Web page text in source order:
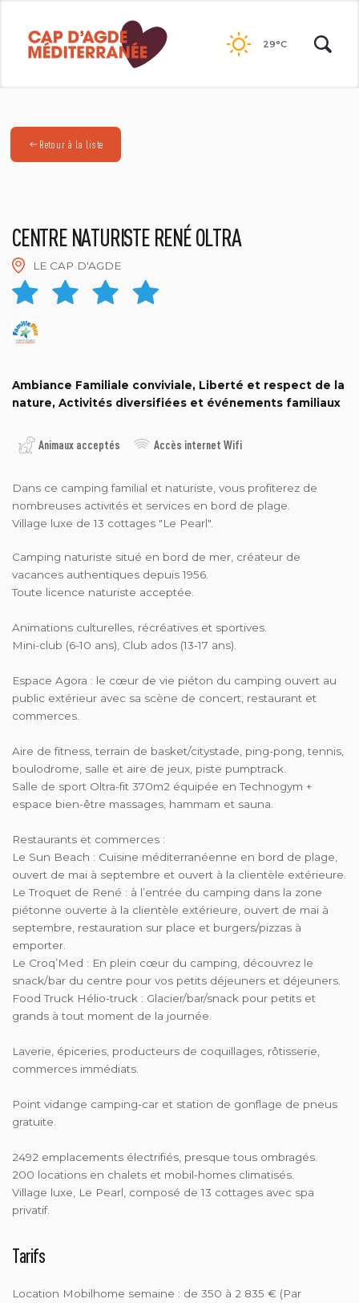
contenu
29°C
Retour à la liste
CENTRE NATURISTE RENÉ OLTRA
LE CAP D'AGDE
FRED DE BAILLIENCOURT
Ambiance Familiale conviviale, Liberté et respect de la
nature, Activités diversifiées et événements familiaux
Animaux acceptés Accès internet Wifi
Dans ce camping familial et naturiste, vous profiterez de
nombreuses activités et services en bord de plage.
Village luxe de 13 cottages "Le Pearl".
Camping naturiste situé en bord de mer, créateur de
vacances authentiques depuis 1956.
Toute licence naturiste acceptée.
Animations culturelles, récréatives et sportives.
Mini-club (6-10 ans), Club ados (13-17 ans).
Espace Agora : le cœur de vie piéton du camping ouvert au
public extérieur avec sa scène de concert, restaurant et
commerces.
Aire de fitness, terrain de basket/citystade, ping-pong, tennis,
boulodrome, salle et aire de jeux, piste pumptrack.
Salle de sport Oltra-fit 370m2 équipée en Technogym +
espace bien-être massages, hammam et sauna.
Restaurants et commerces :
Le Sun Beach : Cuisine méditerranéenne en bord de plage,
ouvert de mai à septembre et ouvert à la clientèle extérieure.
Le Troquet de René : à l’entrée du camping dans la zone
piétonne ouverte à la clientèle extérieure, ouvert de mai à
septembre, restauration sur place et burgers/pizzas à
emporter.
Le Croq’Med : En plein cœur du camping, découvrez le
snack/bar du centre pour vos petits déjeuners et déjeuners.
Food Truck Hélio-truck : Glacier/bar/snack pour petits et
grands à tout moment de la journée.
Laverie, épiceries, producteurs de coquillages, rôtisserie,
commerces immédiats.
Point vidange camping-car et station de gonflage de pneus
gratuite.
2492 emplacements électrifiés, presque tous ombragés.
200 locations en chalets et mobil-homes climatisés.
Village luxe, Le Pearl, composé de 13 cottages avec spa
privatif.
Tarifs
Location Mobilhome semaine : de 350 à 2 835 € (Par